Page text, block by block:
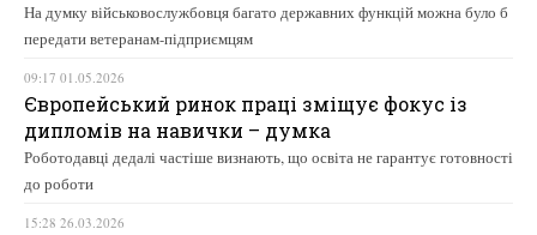
На думку військовослужбовця багато державних функцій можна було б
передати ветеранам-підприємцям
09:17 01.05.2026
Європейський ринок праці зміщує фокус із
дипломів на навички – думка
Роботодавці дедалі частіше визнають, що освіта не гарантує готовності
до роботи
15:28 26.03.2026